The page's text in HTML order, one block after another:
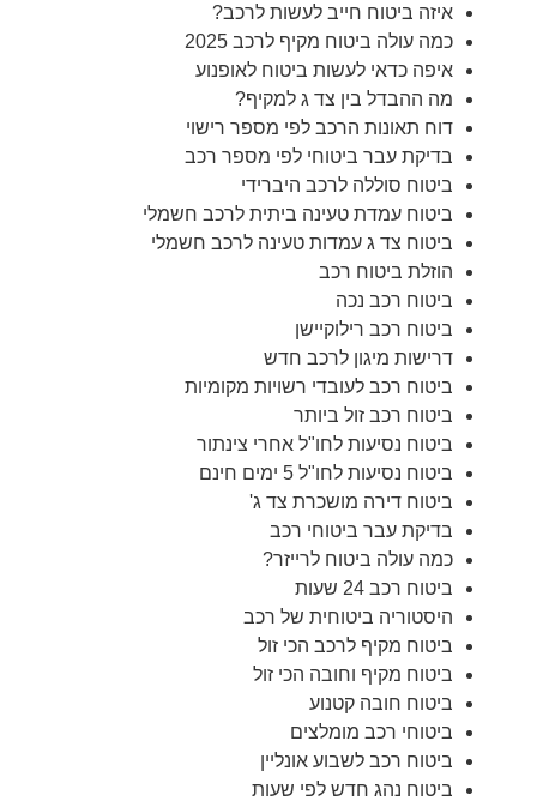
איזה ביטוח חייב לעשות לרכב?
כמה עולה ביטוח מקיף לרכב 2025
איפה כדאי לעשות ביטוח לאופנוע
מה ההבדל בין צד ג למקיף?
דוח תאונות הרכב לפי מספר רישוי
בדיקת עבר ביטוחי לפי מספר רכב
ביטוח סוללה לרכב היברידי
ביטוח עמדת טעינה ביתית לרכב חשמלי
ביטוח צד ג עמדות טעינה לרכב חשמלי
הוזלת ביטוח רכב
ביטוח רכב נכה
ביטוח רכב רילוקיישן
דרישות מיגון לרכב חדש
ביטוח רכב לעובדי רשויות מקומיות
ביטוח רכב זול ביותר
ביטוח נסיעות לחו"ל אחרי צינתור
ביטוח נסיעות לחו"ל 5 ימים חינם
ביטוח דירה מושכרת צד ג'
בדיקת עבר ביטוחי רכב
כמה עולה ביטוח לרייזר?
ביטוח רכב 24 שעות
היסטוריה ביטוחית של רכב
ביטוח מקיף לרכב הכי זול
ביטוח מקיף וחובה הכי זול
ביטוח חובה קטנוע
ביטוחי רכב מומלצים
ביטוח רכב לשבוע אונליין
ביטוח נהג חדש לפי שעות